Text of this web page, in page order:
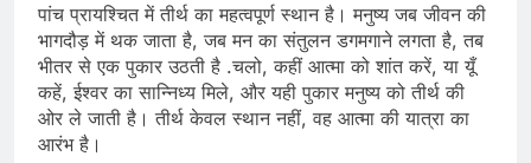
पांच प्रायश्चित में तीर्थ का महत्वपूर्ण स्थान है। मनुष्य जब जीवन की
भागदौड़ में थक जाता है, जब मन का संतुलन डगमगाने लगता है, तब
भीतर से एक पुकार उठती है .चलो, कहीं आत्मा को शांत करें, या यूँ
कहें, ईश्वर का सान्निध्य मिले, और यही पुकार मनुष्य को तीर्थ की
ओर ले जाती है। तीर्थ केवल स्थान नहीं, वह आत्मा की यात्रा का
आरंभ है।